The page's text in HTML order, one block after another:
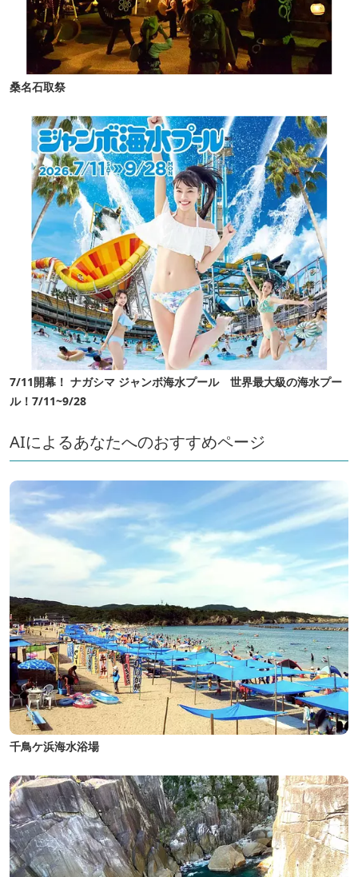
桑名石取祭
7/11開幕！ ナガシマ ジャンボ海水プール 世界最大級の海水プー
ル！7/11~9/28
AIによるあなたへのおすすめページ
千鳥ケ浜海水浴場